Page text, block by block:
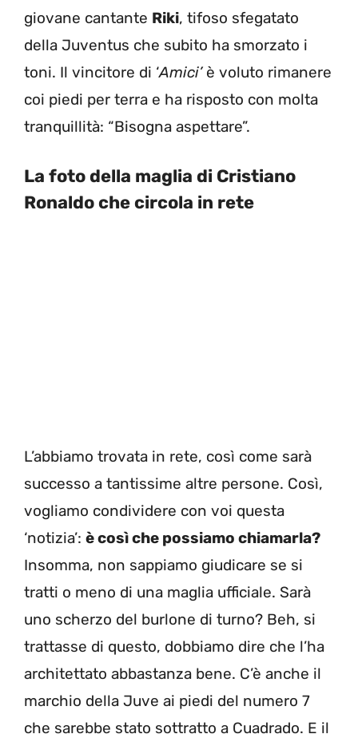
giovane cantante Riki, tifoso sfegatato
della Juventus che subito ha smorzato i
toni. Il vincitore di ‘Amici’è voluto rimanere
coi piedi per terra e ha risposto con molta
tranquillità: “Bisogna aspettare”.
La foto della maglia di Cristiano
Ronaldo che circola in rete
L’abbiamo trovata in rete, così come sarà
successo a tantissime altre persone. Così,
vogliamo condividere con voi questa
‘notizia’: è così che possiamo chiamarla?
Insomma, non sappiamo giudicare se si
tratti o meno di una maglia ufficiale. Sarà
uno scherzo del burlone di turno? Beh, si
trattasse di questo, dobbiamo dire che l’ha
architettato abbastanza bene. C’è anche il
marchio della Juve ai piedi del numero 7
che sarebbe stato sottratto a Cuadrado. E il